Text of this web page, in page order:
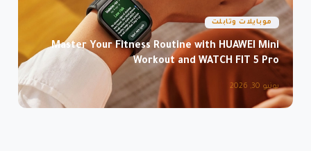
موبايلات وتابلت
Master Your Fitness Routine with HUAWEI Mini
Workout and WATCH FIT 5 Pro
يونيو 30, 2026